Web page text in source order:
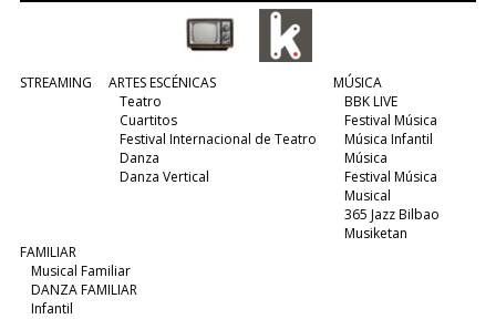
STREAMING
ARTES ESCÉNICAS
Teatro
Cuartitos
Festival Internacional de Teatro
Danza
Danza Vertical
MÚSICA
BBK LIVE
Festival Música
Música Infantil
Música
Festival Música
Musical
365 Jazz Bilbao
Musiketan
FAMILIAR
Musical Familiar
DANZA FAMILIAR
Infantil